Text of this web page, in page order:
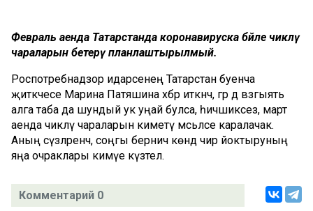
Февраль аенда Татарстанда коронавируска бәйле чикләү
чараларын бетерү планлаштырылмый.
Роспотребнадзор идарәсенең Татарстан буенча
җитәкчесе Марина Патяшина хәбәр иткәнчә, әгәр дә вәзгыять
алга таба да шундый ук уңай булса, һичшиксез, март
аенда чикләү чараларын киметү мәсьәләсе каралачак.
Аның сүзләренчә, соңгы берничә көндә чир йоктыруның
яңа очраклары кимүе күзәтелә.
Комментарий 0